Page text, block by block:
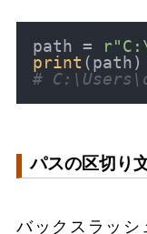
path =
print
#
パスの区切り
バックスラッシ